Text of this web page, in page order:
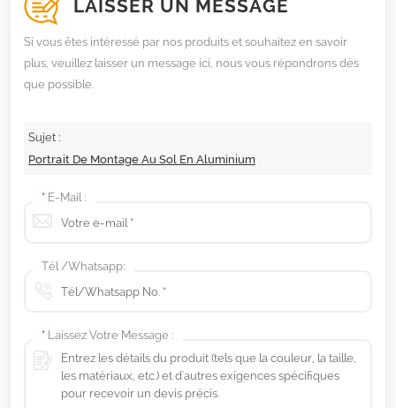
LAISSER UN MESSAGE
Si vous êtes intéressé par nos produits et souhaitez en savoir
plus, veuillez laisser un message ici, nous vous répondrons dès
que possible.
Sujet :
Portrait De Montage Au Sol En Aluminium
* E-Mail :
Tél /Whatsapp:
* Laissez Votre Message :